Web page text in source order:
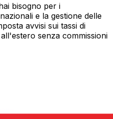
bisogno per i
e la gestione delle
avvisi sui tassi di
senza commissioni